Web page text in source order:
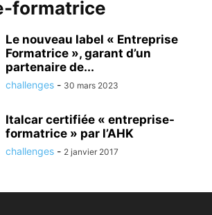
formatrice
Le nouveau label « Entreprise
Formatrice », garant d’un
partenaire de...
challenges - 30 mars 2023
Italcar certifiée « entreprise-
formatrice » par l’AHK
challenges - 2 janvier 2017